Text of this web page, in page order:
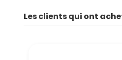
Les clients qui ont